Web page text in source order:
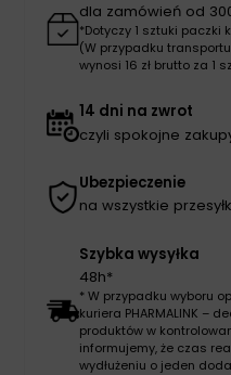
dla zamówień od
*Dotyczy 1 sztuki paczki
(W przypadku
wynosi 16 zł brutto za 1
14 dni na zwrot
czyli spokojne
Ubezpieczenie
na wszystkie
Szybka wysyłka
48h*
* W przypadku wyboru
kuriera PHARMALINK –
produktów w
informujemy, że czas
wydłużeniu o jeden